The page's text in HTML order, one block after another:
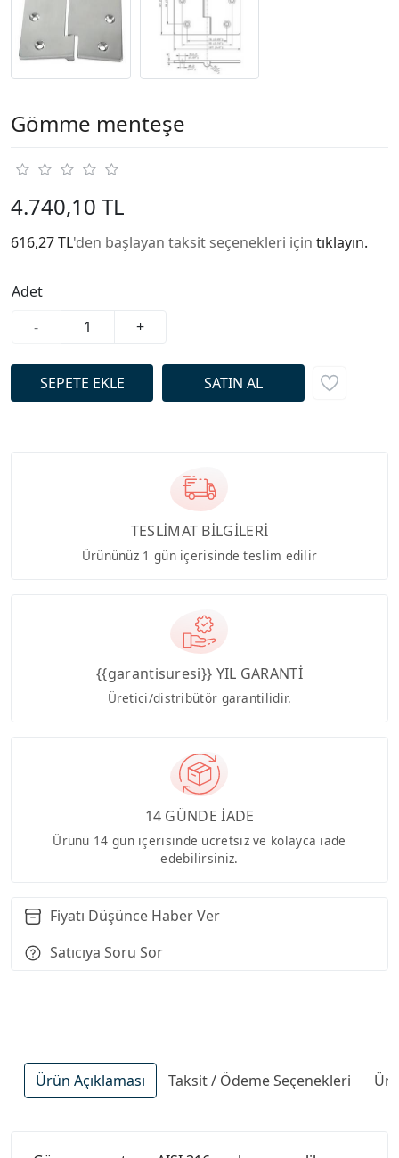
Gömme menteşe
4.740,10 TL
616,27 TL'den başlayan taksit seçenekleri için tıklayın.
Adet
-
+
TESLİMAT BİLGİLERİ
Ürününüz 1 gün içerisinde teslim edilir
{{garantisuresi}} YIL GARANTİ
Üretici/distribütör garantilidir.
14 GÜNDE İADE
Ürünü 14 gün içerisinde ücretsiz ve kolayca iade
edebilirsiniz.
Fiyatı Düşünce Haber Ver
Satıcıya Soru Sor
Ürün Açıklaması Taksit / Ödeme Seçenekleri